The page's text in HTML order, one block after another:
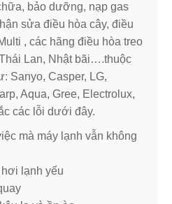
bảo dưỡng, nạp gas
sửa điều hòa cây, điều
, các hãng điều hòa treo
Lan, Nhật bãi….thuộc
Sanyo, Casper, LG,
Aqua, Gree, Electrolux,
các lỗi dưới đây.
mà máy lạnh vẫn không
lạnh yếu